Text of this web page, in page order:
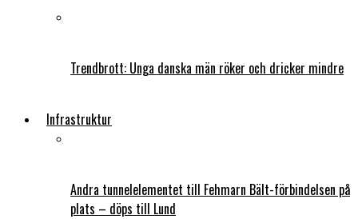
Trendbrott: Unga danska män röker och dricker mindre
Infrastruktur
Andra tunnelelementet till Fehmarn Bält-förbindelsen på
plats – döps till Lund